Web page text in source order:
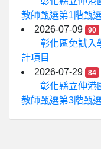
教師甄選第1階甄
2026-07-09
90
彰化區免試入
計項目
2026-07-29
84
彰化縣立伸港
教師甄選第3階甄